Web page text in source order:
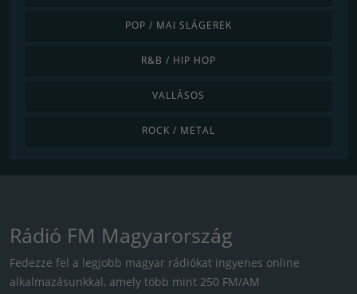
POP / MAI SLÁGEREK
R&B / HIP HOP
VALLÁSOS
ROCK / METAL
Rádió FM Magyarország
Fedezze fel a legjobb magyar rádiókat ingyenes online
alkalmazásunkkal, amely több mint 250 FM/AM